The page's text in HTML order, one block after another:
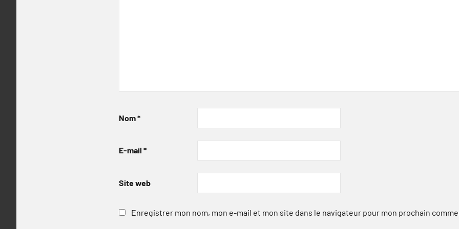
Nom*
E-mail *
Site web
Enregistrer mon nom, mon e-mail et mon site dans le navigateur pour mon prochain